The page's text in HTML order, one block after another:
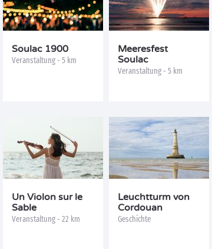
Soulac 1900
Veranstaltung - 5 km
Meeresfest
Soulac
Veranstaltung - 5 km
Un Violon sur le
Sable
Veranstaltung - 22 km
Leuchtturm von
Cordouan
Geschichte